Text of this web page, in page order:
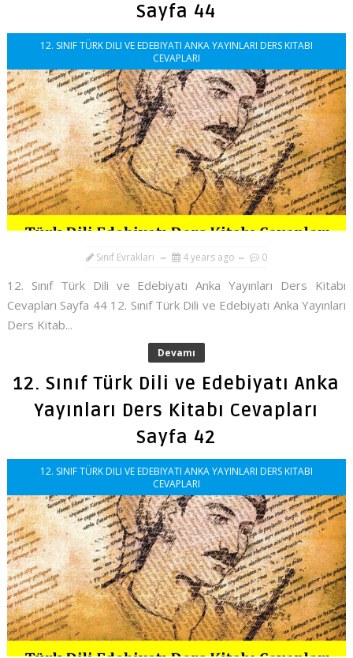
Sayfa 44
12. SINIF TÜRK DILI VE EDEBIYATI ANKA YAYINLARI DERS KITABI
CEVAPLARI
Sınıf Evrakları 4 years ago 0
12. Sınıf Türk Dili ve Edebiyatı Anka Yayınları Ders Kitabı
Cevapları Sayfa 44 12. Sınıf Türk Dili ve Edebiyatı Anka Yayınları
Ders Kitab...
Devamı
12. Sınıf Türk Dili ve Edebiyatı Anka
Yayınları Ders Kitabı Cevapları
Sayfa 42
12. SINIF TÜRK DILI VE EDEBIYATI ANKA YAYINLARI DERS KITABI
CEVAPLARI